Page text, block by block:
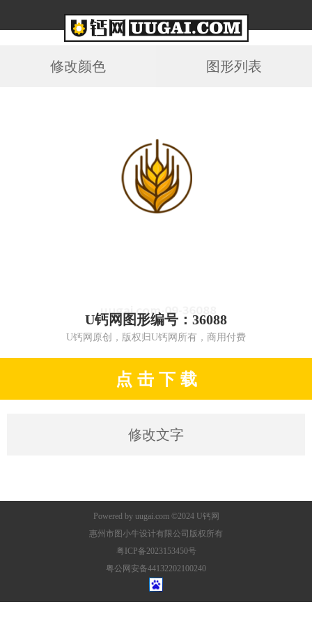
修改颜色 图形列表
U钙网图形编号：36088
U钙网原创，版权归U钙网所有，商用付费
点 击 下 载
修改文字
Powered by uugai.com©2024 U钙网
惠州市图小牛设计有限公司版权所有
粤ICP备2023153450号
粤公网安备44132202100240